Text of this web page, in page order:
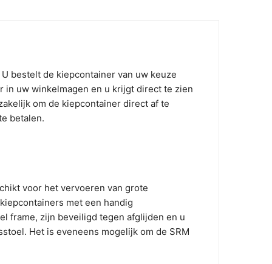
bestelt de kiepcontainer van uw keuze
in uw winkelmagen en u krijgt direct te zien
om de kiepcontainer direct af te
betalen.
voor het vervoeren van grote
met een handig
frame, zijn beveiligd tegen afglijden en u
Het is eveneens mogelijk om de SRM